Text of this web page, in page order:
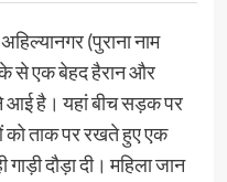
(पुराना नाम
से एक बेहद हैरान और
आई है। यहां बीच सड़क पर
ताक पर रखते हुए एक
दौड़ा दी। महिला जान